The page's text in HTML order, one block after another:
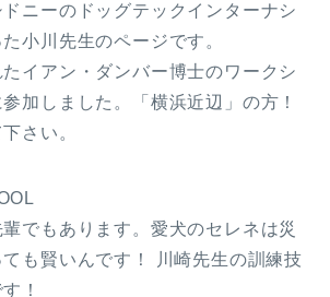
ニーのドッグテックインターナシ
小川先生のページです。
イアン・ダンバー博士のワークシ
加しました。「横浜近辺」の方！
さい。
でもあります。愛犬のセレネは災
も賢いんです！ 川崎先生の訓練技
！